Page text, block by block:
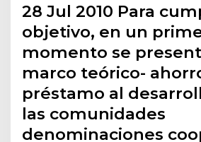
28 Jul 2010 Para
objetivo, en un
momento se
marco teórico-
préstamo al
las comunidades
denominaciones